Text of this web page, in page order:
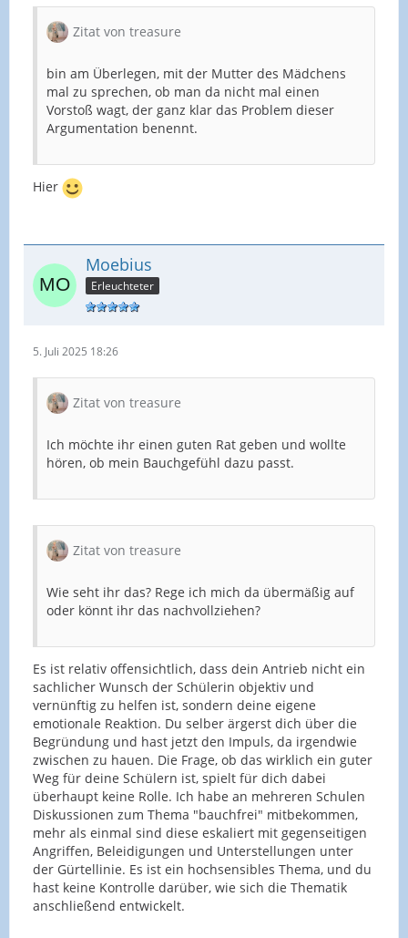
Zitat von treasure
bin am Überlegen, mit der Mutter des Mädchens
mal zu sprechen, ob man da nicht mal einen
Vorstoß wagt, der ganz klar das Problem dieser
Argumentation benennt.
Hier
Moebius
Erleuchteter
5. Juli 2025 18:26
Zitat von treasure
Ich möchte ihr einen guten Rat geben und wollte
hören, ob mein Bauchgefühl dazu passt.
Zitat von treasure
Wie seht ihr das? Rege ich mich da übermäßig auf
oder könnt ihr das nachvollziehen?
Es ist relativ offensichtlich, dass dein Antrieb nicht ein
sachlicher Wunsch der Schülerin objektiv und
vernünftig zu helfen ist, sondern deine eigene
emotionale Reaktion. Du selber ärgerst dich über die
Begründung und hast jetzt den Impuls, da irgendwie
zwischen zu hauen. Die Frage, ob das wirklich ein guter
Weg für deine Schülern ist, spielt für dich dabei
überhaupt keine Rolle. Ich habe an mehreren Schulen
Diskussionen zum Thema "bauchfrei" mitbekommen,
mehr als einmal sind diese eskaliert mit gegenseitigen
Angriffen, Beleidigungen und Unterstellungen unter
der Gürtellinie. Es ist ein hochsensibles Thema, und du
hast keine Kontrolle darüber, wie sich die Thematik
anschließend entwickelt.